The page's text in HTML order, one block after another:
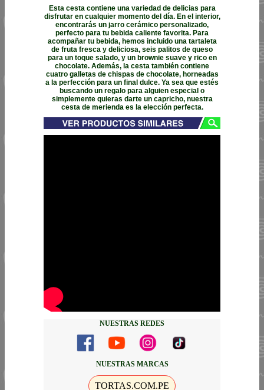
Esta cesta contiene una variedad de delicias para
disfrutar en cualquier momento del día. En el interior,
encontrarás un jarro cerámico personalizado,
perfecto para tu bebida caliente favorita. Para
acompañar tu bebida, hemos incluido una tartaleta
de fruta fresca y deliciosa, seis palitos de queso
para un toque salado, y un brownie suave y rico en
chocolate. Además, la cesta también contiene
cuatro galletas de chispas de chocolate, horneadas
a la perfección para un final dulce. Ya sea que estés
buscando un regalo para alguien especial o
simplemente quieras darte un capricho, nuestra
cesta de merienda es la elección perfecta.
NUESTRAS REDES
NUESTRAS MARCAS
TORTAS.COM.PE